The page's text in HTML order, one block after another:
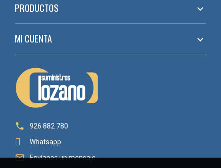
PRODUCTOS 
MI CUENTA 

926 882 780
Whatsapp
 Envíanos un mensaje